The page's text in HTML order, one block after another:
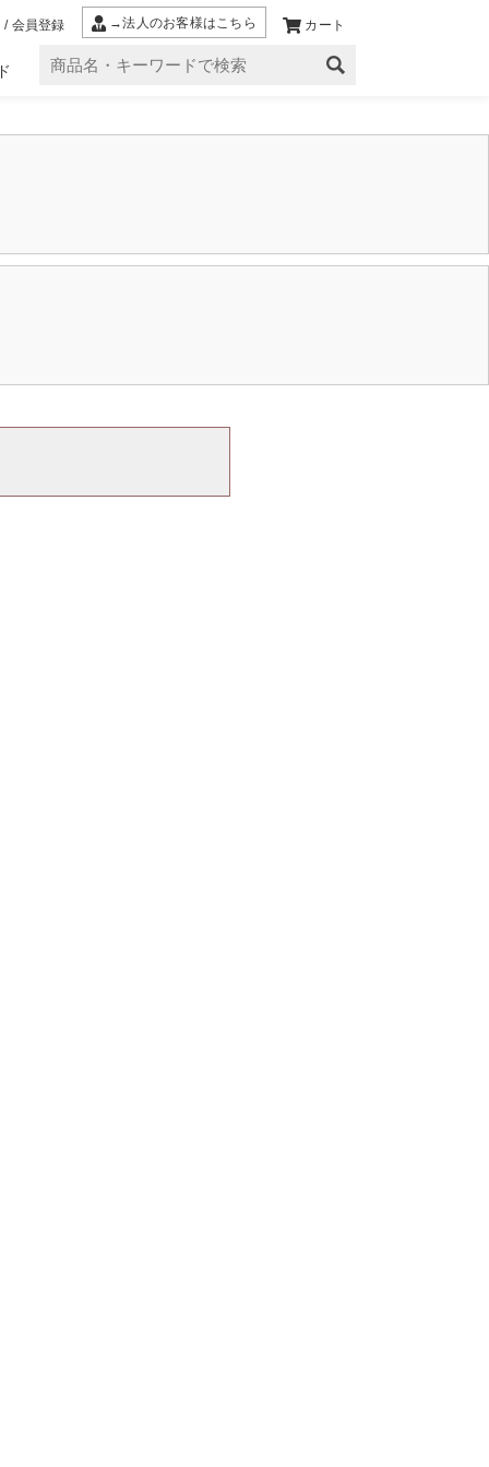
/ 会員登録 →法人のお客様はこちら カート